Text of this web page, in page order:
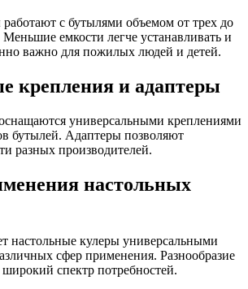
с бутылями объемом от трех до
емкости легче устанавливать и
важно для пожилых людей и детей.
крепления и адаптеры
универсальными креплениями
бутылей. Адаптеры позволяют
разных производителей.
настольных
настольные кулеры универсальными
сфер применения. Разнообразие
спектр потребностей.